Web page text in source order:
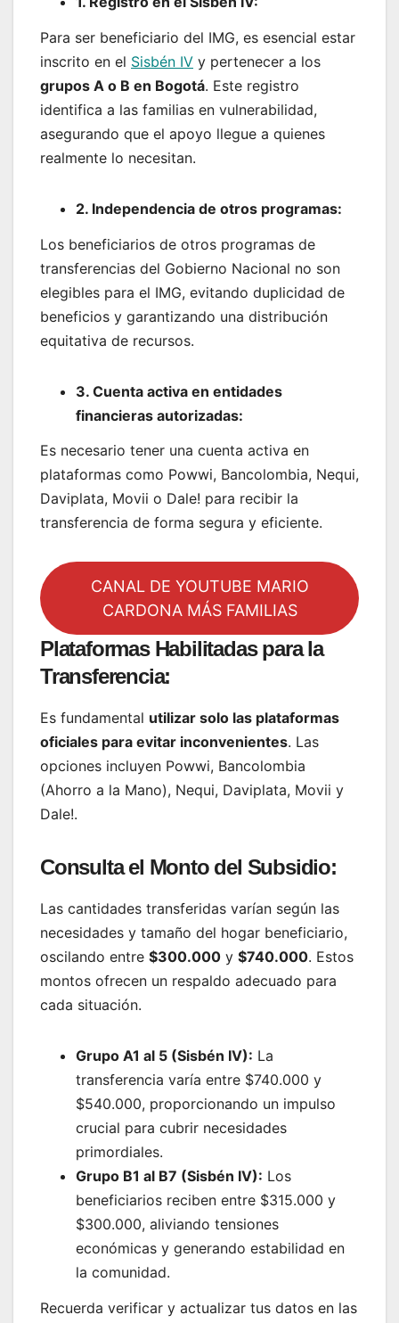
Para ser beneficiario del IMG, es esencial estar
inscrito en el Sisbén IV y pertenecer a los
grupos A o B en Bogotá. Este registro
identifica a las familias en vulnerabilidad,
asegurando que el apoyo llegue a quienes
realmente lo necesitan.
2. Independencia de otros programas:
Los beneficiarios de otros programas de
transferencias del Gobierno Nacional no son
elegibles para el IMG, evitando duplicidad de
beneficios y garantizando una distribución
equitativa de recursos.
3. Cuenta activa en entidades
financieras autorizadas:
Es necesario tener una cuenta activa en
plataformas como Powwi, Bancolombia, Nequi,
Daviplata, Movii o Dale! para recibir la
transferencia de forma segura y eficiente.
CANAL DE YOUTUBE MARIO
CARDONA MÁS FAMILIAS
Plataformas Habilitadas para la
Transferencia:
Es fundamental utilizar solo las plataformas
oficiales para evitar inconvenientes. Las
opciones incluyen Powwi, Bancolombia
(Ahorro a la Mano), Nequi, Daviplata, Movii y
Dale!.
Consulta el Monto del Subsidio:
Las cantidades transferidas varían según las
necesidades y tamaño del hogar beneficiario,
oscilando entre $300.000 y $740.000. Estos
montos ofrecen un respaldo adecuado para
cada situación.
Grupo A1 al 5 (Sisbén IV): La
transferencia varía entre $740.000 y
$540.000, proporcionando un impulso
crucial para cubrir necesidades
primordiales.
Grupo B1 al B7 (Sisbén IV): Los
beneficiarios reciben entre $315.000 y
$300.000, aliviando tensiones
económicas y generando estabilidad en
la comunidad.
Recuerda verificar y actualizar tus datos en las